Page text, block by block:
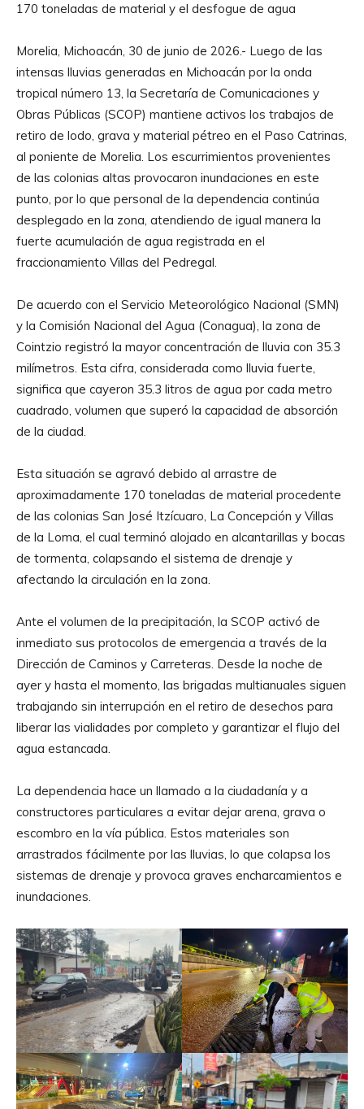
170 toneladas de material y el desfogue de agua
Morelia, Michoacán, 30 de junio de 2026.- Luego de las
intensas lluvias generadas en Michoacán por la onda
tropical número 13, la Secretaría de Comunicaciones y
Obras Públicas (SCOP) mantiene activos los trabajos de
retiro de lodo, grava y material pétreo en el Paso Catrinas,
al poniente de Morelia. Los escurrimientos provenientes
de las colonias altas provocaron inundaciones en este
punto, por lo que personal de la dependencia continúa
desplegado en la zona, atendiendo de igual manera la
fuerte acumulación de agua registrada en el
fraccionamiento Villas del Pedregal.
De acuerdo con el Servicio Meteorológico Nacional (SMN)
y la Comisión Nacional del Agua (Conagua), la zona de
Cointzio registró la mayor concentración de lluvia con 35.3
milímetros. Esta cifra, considerada como lluvia fuerte,
significa que cayeron 35.3 litros de agua por cada metro
cuadrado, volumen que superó la capacidad de absorción
de la ciudad.
Esta situación se agravó debido al arrastre de
aproximadamente 170 toneladas de material procedente
de las colonias San José Itzícuaro, La Concepción y Villas
de la Loma, el cual terminó alojado en alcantarillas y bocas
de tormenta, colapsando el sistema de drenaje y
afectando la circulación en la zona.
Ante el volumen de la precipitación, la SCOP activó de
inmediato sus protocolos de emergencia a través de la
Dirección de Caminos y Carreteras. Desde la noche de
ayer y hasta el momento, las brigadas multianuales siguen
trabajando sin interrupción en el retiro de desechos para
liberar las vialidades por completo y garantizar el flujo del
agua estancada.
La dependencia hace un llamado a la ciudadanía y a
constructores particulares a evitar dejar arena, grava o
escombro en la vía pública. Estos materiales son
arrastrados fácilmente por las lluvias, lo que colapsa los
sistemas de drenaje y provoca graves encharcamientos e
inundaciones.